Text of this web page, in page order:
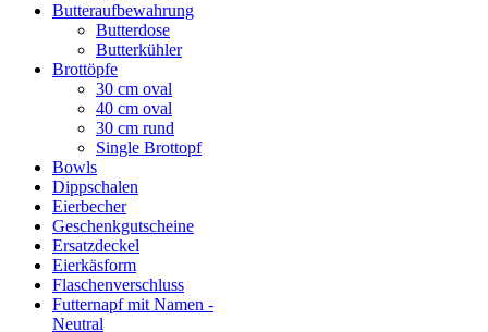
Butteraufbewahrung
Butterdose
Butterkühler
Brottöpfe
30 cm oval
40 cm oval
30 cm rund
Single Brottopf
Bowls
Dippschalen
Eierbecher
Geschenkgutscheine
Ersatzdeckel
Eierkäsform
Flaschenverschluss
Futternapf mit Namen -
Neutral